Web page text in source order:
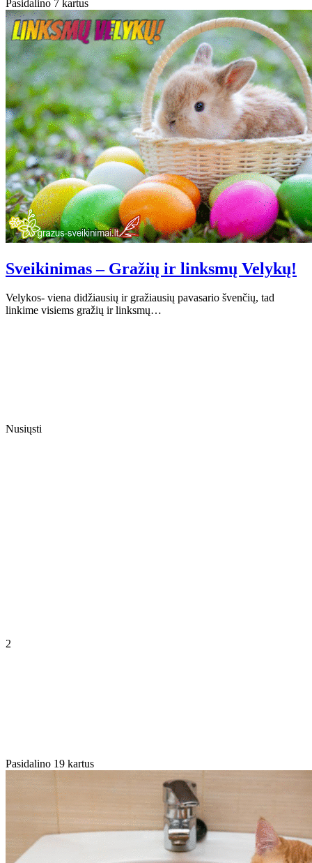
Pasidalino 7 kartus
Sveikinimas – Gražių ir linksmų Velykų!
Velykos- viena didžiausių ir gražiausių pavasario švenčių, tad
linkime visiems gražių ir linksmų…
Nusiųsti
2
Pasidalino 19 kartus